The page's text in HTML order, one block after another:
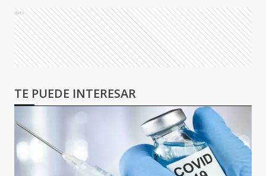
Ads
TE PUEDE INTERESAR